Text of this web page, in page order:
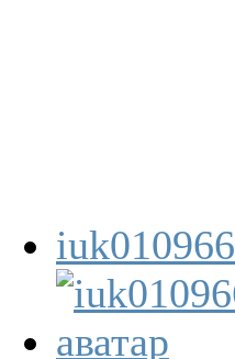
iuk010966